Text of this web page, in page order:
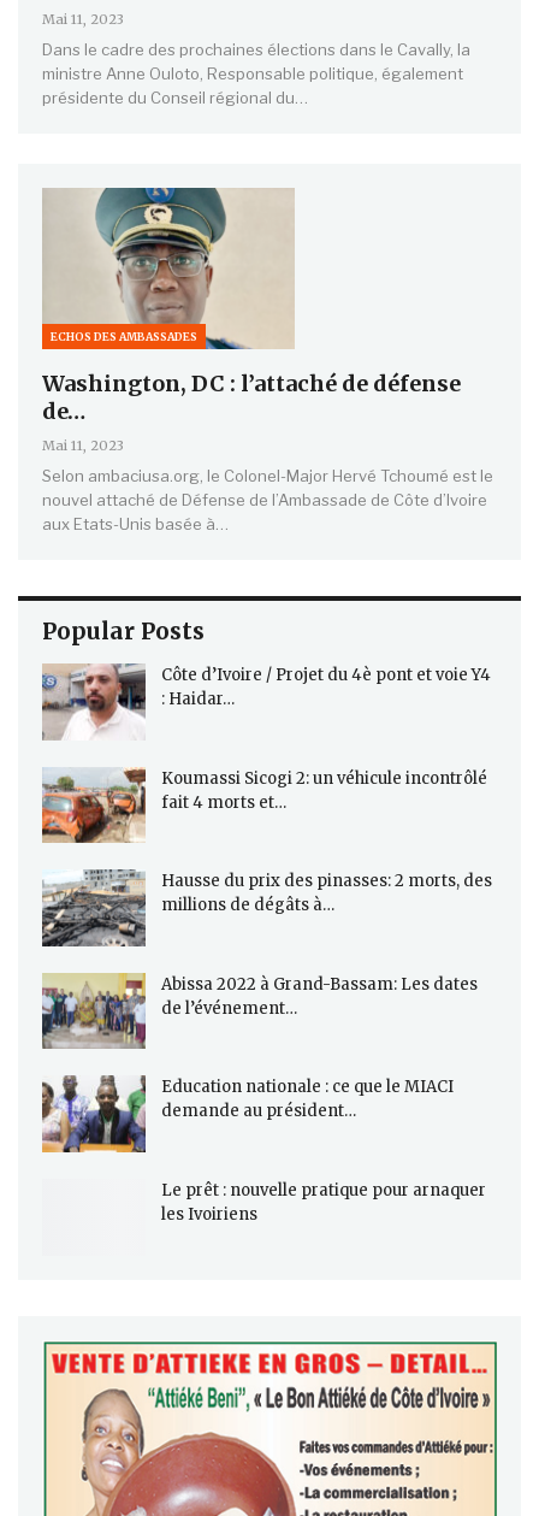
Mai 11, 2023
Dans le cadre des prochaines élections dans le Cavally, la
ministre Anne Ouloto, Responsable politique, également
présidente du Conseil régional du…
ECHOS DES AMBASSADES
Washington, DC : l’attaché de défense
de…
Mai 11, 2023
Selon ambaciusa.org, le Colonel-Major Hervé Tchoumé est le
nouvel attaché de Défense de l’Ambassade de Côte d’Ivoire
aux Etats-Unis basée à…
Popular Posts
Côte d’Ivoire / Projet du 4è pont et voie Y4
: Haidar…
Koumassi Sicogi 2: un véhicule incontrôlé
fait 4 morts et…
Hausse du prix des pinasses: 2 morts, des
millions de dégâts à…
Abissa 2022 à Grand-Bassam: Les dates
de l’événement…
Education nationale : ce que le MIACI
demande au président…
Le prêt : nouvelle pratique pour arnaquer
les Ivoiriens